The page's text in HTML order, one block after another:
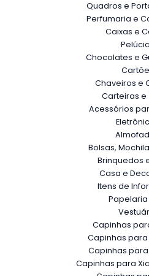
Quadros e
Perfumaria e
Caixas e
Chocolates e
Chaveiros e
Carteiras e
Acessórios
Bolsas,
Brinquedos
Casa e
Itens de
Papelaria
Capinhas
Capinhas para
Capinhas
Capinhas para